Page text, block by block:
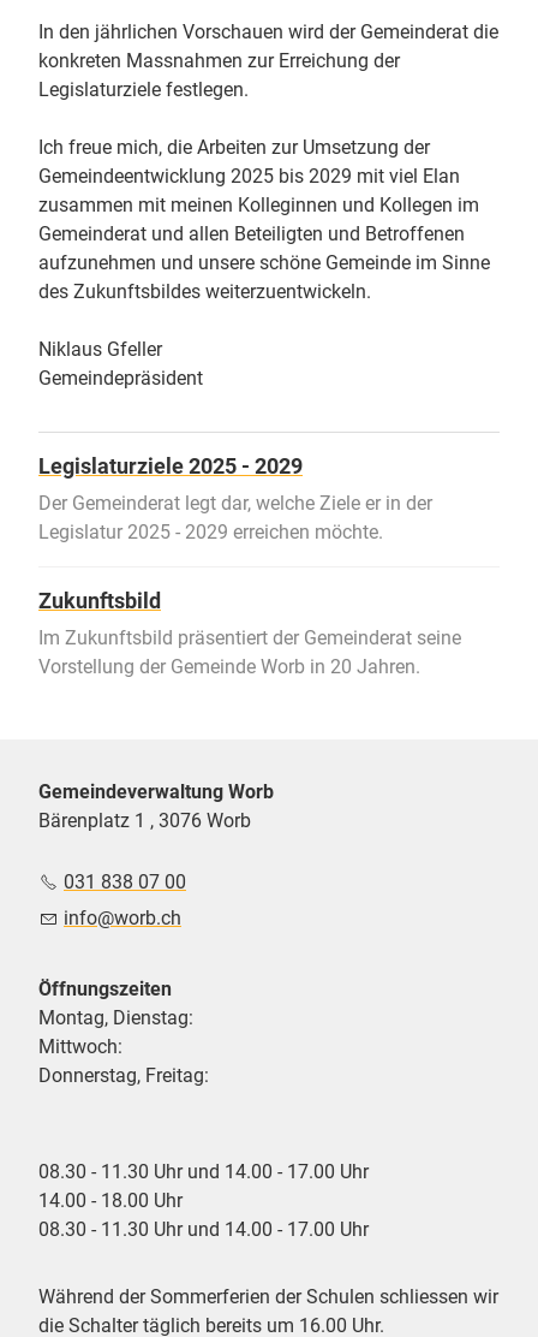
In den jährlichen Vorschauen wird der Gemeinderat die
konkreten Massnahmen zur Erreichung der
Legislaturziele festlegen.
Ich freue mich, die Arbeiten zur Umsetzung der
Gemeindeentwicklung 2025 bis 2029 mit viel Elan
zusammen mit meinen Kolleginnen und Kollegen im
Gemeinderat und allen Beteiligten und Betroffenen
aufzunehmen und unsere schöne Gemeinde im Sinne
des Zukunftsbildes weiterzuentwickeln.
Niklaus Gfeller
Gemeindepräsident
Legislaturziele 2025 - 2029
Der Gemeinderat legt dar, welche Ziele er in der
Legislatur 2025 - 2029 erreichen möchte.
Zukunftsbild
Im Zukunftsbild präsentiert der Gemeinderat seine
Vorstellung der Gemeinde Worb in 20 Jahren.
Gemeindeverwaltung Worb
Bärenplatz 1 , 3076 Worb
031 838 07 00
nf
w rb ch
Öffnungszeiten
Montag, Dienstag:
Mittwoch:
Donnerstag, Freitag:
08.30 - 11.30 Uhr und 14.00 - 17.00 Uhr
14.00 - 18.00 Uhr
08.30 - 11.30 Uhr und 14.00 - 17.00 Uhr
Während der Sommerferien der Schulen schliessen wir
die Schalter täglich bereits um 16.00 Uhr.